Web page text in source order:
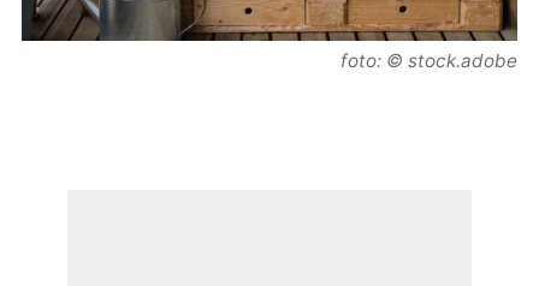
foto: © stock.adobe